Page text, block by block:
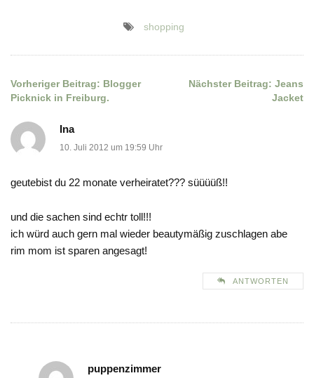
shopping
Beitragsnavigation
Vorheriger Beitrag: Blogger
Picknick in Freiburg.
Nächster Beitrag: Jeans
Jacket
Ina
10. Juli 2012 um 19:59 Uhr
geutebist du 22 monate verheiratet??? süüüüß!!
und die sachen sind echtr toll!!!
ich würd auch gern mal wieder beautymäßig zuschlagen abe
rim mom ist sparen angesagt!
ANTWORTEN
puppenzimmer